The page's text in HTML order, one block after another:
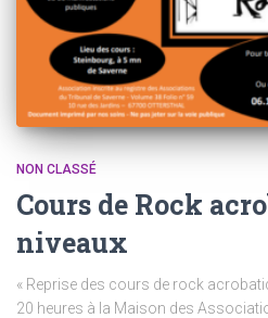
NON CLASSÉ
Cours de Rock
niveaux
« Reprise des cours de rock
20 heures à la Maison des